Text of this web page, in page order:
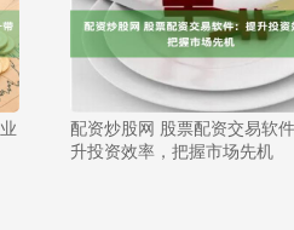
配资炒股网 股票配资交易软
升投资效率，把握市场先机